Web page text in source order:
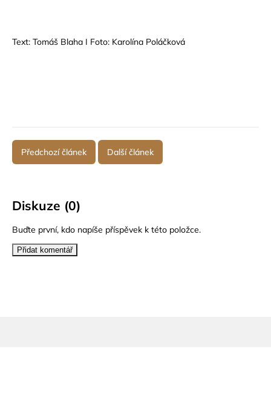
Text: Tomáš Blaha I Foto: Karolína Poláčková
Předchozí článek Další článek
Diskuze (0)
Buďte první, kdo napíše příspěvek k této položce.
Přidat komentář